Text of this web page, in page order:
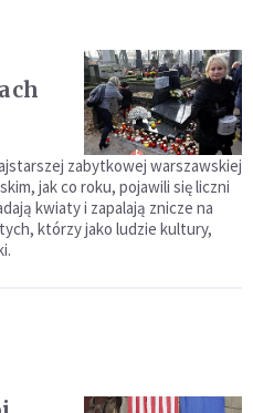
zabytkowej warszawskiej
jak co roku, pojawili się liczni
kwiaty i zapalają znicze na
którzy jako ludzie kultury,